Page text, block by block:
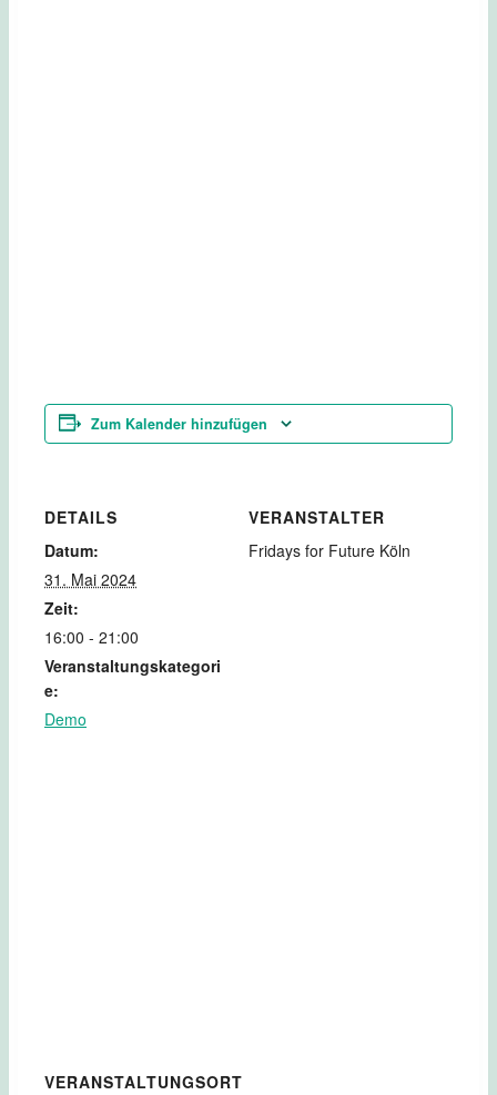
Zum Kalender hinzufügen
DETAILS
Datum:
31. Mai 2024
Zeit:
16:00 - 21:00
Veranstaltungskategori
e:
Demo
VERANSTALTER
Fridays for Future Köln
VERANSTALTUNGSORT